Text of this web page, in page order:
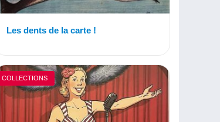
Les dents de la carte !
COLLECTIONS